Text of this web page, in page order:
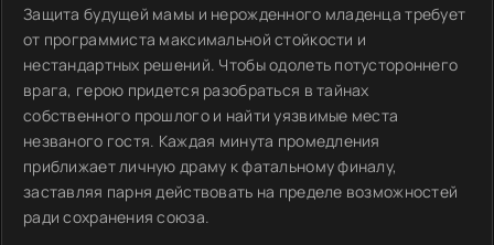
Защита будущей мамы и нерожденного младенца требует
от программиста максимальной стойкости и
нестандартных решений. Чтобы одолеть потустороннего
врага, герою придется разобраться в тайнах
собственного прошлого и найти уязвимые места
незваного гостя. Каждая минута промедления
приближает личную драму к фатальному финалу,
заставляя парня действовать на пределе возможностей
ради сохранения союза.